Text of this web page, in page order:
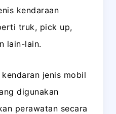
kendaraan
truk, pick up,
lain-lain.
jenis mobil
digunakan
perawatan secara